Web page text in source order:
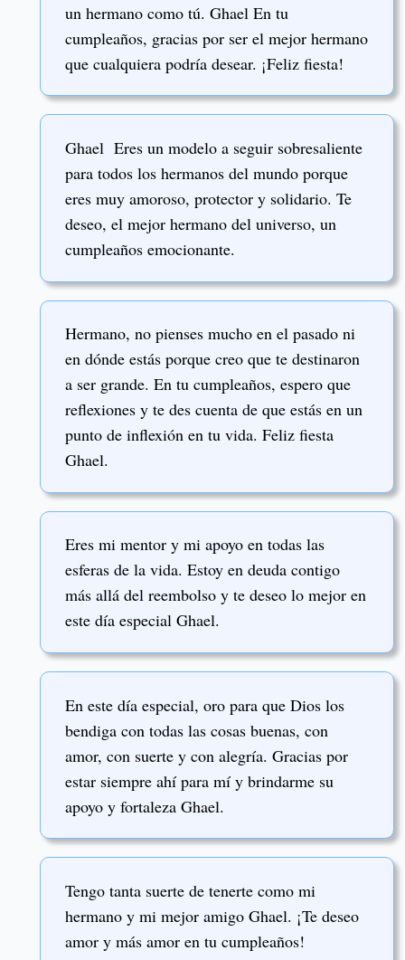
un hermano como tú. Ghael En tu
cumpleaños, gracias por ser el mejor hermano
que cualquiera podría desear. ¡Feliz fiesta!
Ghael Eres un modelo a seguir sobresaliente
para todos los hermanos del mundo porque
eres muy amoroso, protector y solidario. Te
deseo, el mejor hermano del universo, un
cumpleaños emocionante.
Hermano, no pienses mucho en el pasado ni
en dónde estás porque creo que te destinaron
a ser grande. En tu cumpleaños, espero que
reflexiones y te des cuenta de que estás en un
punto de inflexión en tu vida. Feliz fiesta
Ghael.
Eres mi mentor y mi apoyo en todas las
esferas de la vida. Estoy en deuda contigo
más allá del reembolso y te deseo lo mejor en
este día especial Ghael.
En este día especial, oro para que Dios los
bendiga con todas las cosas buenas, con
amor, con suerte y con alegría. Gracias por
estar siempre ahí para mí y brindarme su
apoyo y fortaleza Ghael.
Tengo tanta suerte de tenerte como mi
hermano y mi mejor amigo Ghael. ¡Te deseo
amor y más amor en tu cumpleaños!